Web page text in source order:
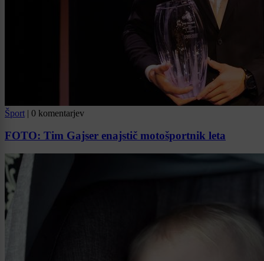
Šport | 0 komentarjev
FOTO: Tim Gajser enajstič motošportnik leta